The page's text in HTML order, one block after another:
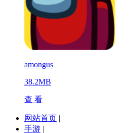
amongus
38.2MB
查 看
网站首页 |
手游 |